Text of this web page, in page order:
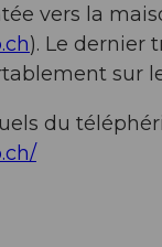
vers la
). Le dernier
sur
du